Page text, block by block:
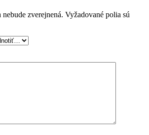
nebude zverejnená. Vyžadované polia sú